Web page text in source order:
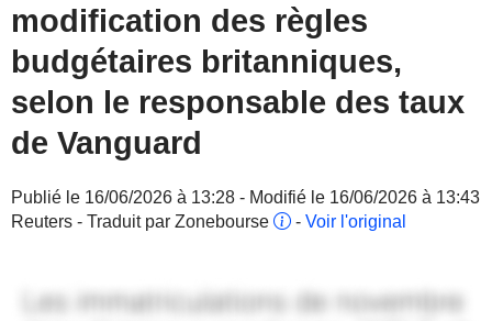
modification des règles
budgétaires britanniques,
selon le responsable des taux
de Vanguard
Publié le 16/06/2026 à 13:28 - Modifié le 16/06/2026 à 13:43
Reuters - Traduit par Zonebourse
- Voir l'original